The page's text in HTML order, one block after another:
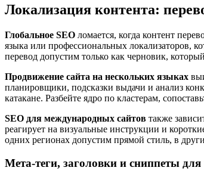
Локализация контента:
Глобальное SEO ломается, когда контент
языка или профессиональных
перевод допустим только как черновик,
Продвижение сайта на нескольких языках
планировщики, подсказки выдачи и анализ
катакане. Разбейте ядро по кластерам,
SEO для международных сайтов также
реагирует на визуальные инструкции и
одних регионах допустим прямой стиль, в
Мета-теги, заголовки и сниппеты